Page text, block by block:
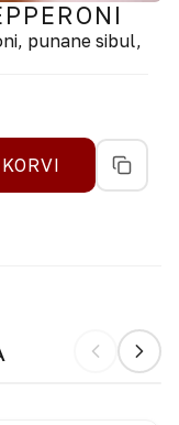
punane sibul,